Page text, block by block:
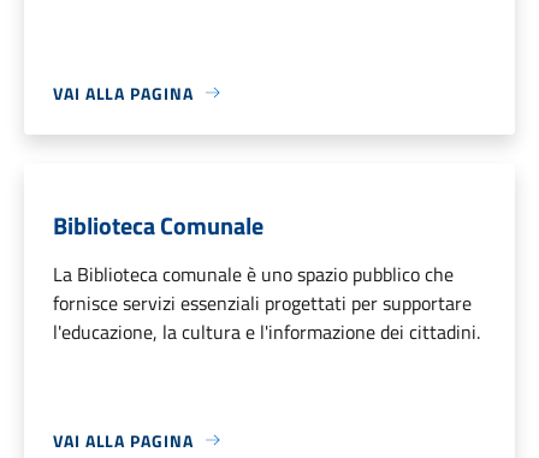
VAI ALLA PAGINA
Biblioteca Comunale
La Biblioteca comunale è uno spazio pubblico che
fornisce servizi essenziali progettati per supportare
l'educazione, la cultura e l'informazione dei cittadini.
VAI ALLA PAGINA